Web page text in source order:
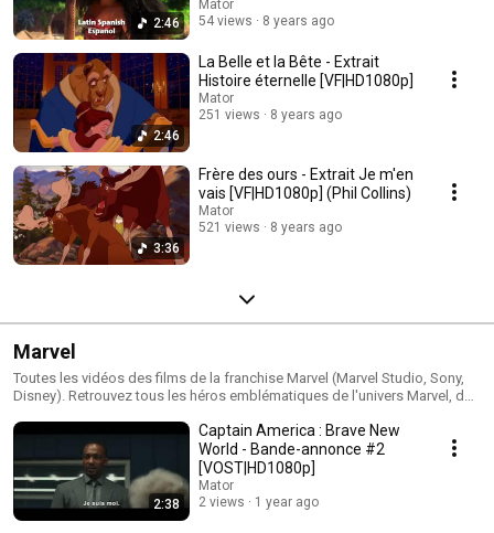
2:46
Mator
54 views
8 years ago
2:46
La Belle et la Bête - Extrait
Histoire éternelle [VF|HD1080p]
Mator
251 views
8 years ago
3:36
Frère des ours - Extrait Je m'en
vais [VF|HD1080p] (Phil Collins)
Mator
521 views
8 years ago
Marvel
Toutes les vidéos des films de la franchise Marvel (Marvel Studio, Sony,
Disney). Retrouvez tous les héros emblématiques de l'univers Marvel, des
2:38
Captain America : Brave New
World - Bande-annonce #2
[VOST|HD1080p]
Mator
2 views
1 year ago